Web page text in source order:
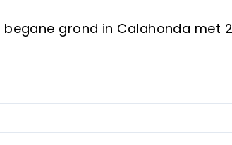
grond in Calahonda met
en op slechts enkele minuten